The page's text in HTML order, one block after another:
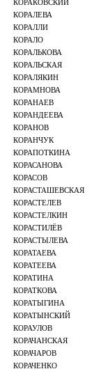
КОРАКОВСКИЙ
КОРАЛЕВА
КОРАЛЛИ
КОРАЛО
КОРАЛЬКОВА
КОРАЛЬСКАЯ
КОРАЛЯКИН
КОРАМНОВА
КОРАНАЕВ
КОРАНДЕЕВА
КОРАНОВ
КОРАНЧУК
КОРАПОТКИНА
КОРАСАНОВА
КОРАСОВ
КОРАСТАШЕВСКАЯ
КОРАСТЕЛЕВ
КОРАСТЕЛКИН
КОРАСТИЛЁВ
КОРАСТЫЛЕВА
КОРАТАЕВА
КОРАТЕЕВА
КОРАТИНА
КОРАТКОВА
КОРАТЫГИНА
КОРАТЫНСКИЙ
КОРАУЛОВ
КОРАЧАНСКАЯ
КОРАЧАРОВ
КОРАЧЕНКО